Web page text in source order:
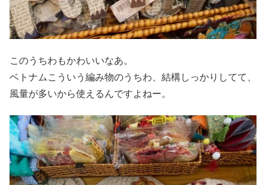
このうちわもかわいいなあ。
ベトナムこういう編み物のうちわ、結構しっかりしてて、
風量が多いから使えるんですよねー。